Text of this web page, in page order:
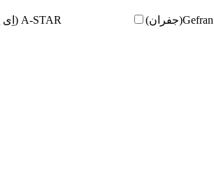
Gefran(جفران) A-STAR (اِی اِستار)